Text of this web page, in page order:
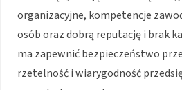
organizacyjne, kompetencje
osób oraz dobrą reputację i brak
ma zapewnić bezpieczeństwo
rzetelność i wiarygodność